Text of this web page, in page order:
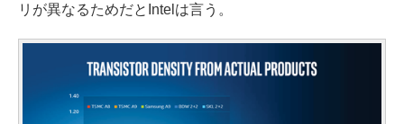
リが異なるためだとIntelは言う。